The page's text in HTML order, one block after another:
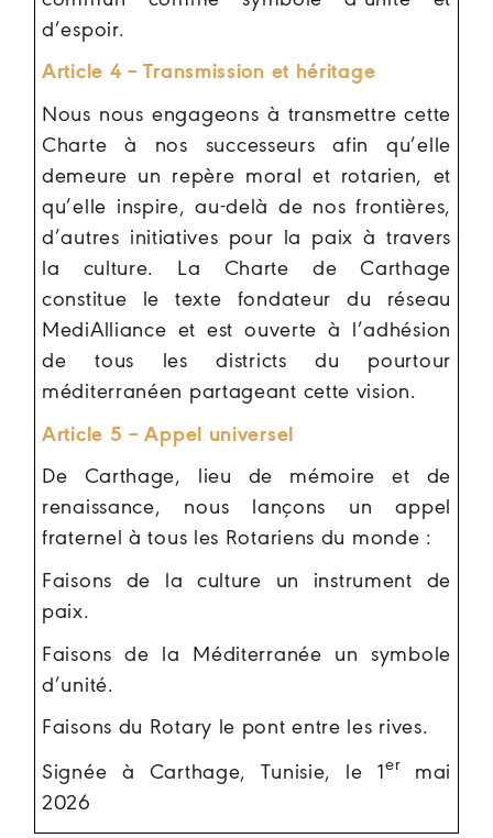
d’espoir.
Article 4 – Transmission et héritage
Nous nous engageons à transmettre cette
Charte à nos successeurs afin qu’elle
demeure un repère moral et rotarien, et
qu’elle inspire, au-delà de nos frontières,
d’autres initiatives pour la paix à travers
la culture. La Charte de Carthage
constitue le texte fondateur du réseau
MediAlliance et est ouverte à l’adhésion
de tous les districts du pourtour
méditerranéen partageant cette vision.
Article 5 – Appel universel
De Carthage, lieu de mémoire et de
renaissance, nous lançons un appel
fraternel à tous les Rotariens du monde :
Faisons de la culture un instrument de
paix.
Faisons de la Méditerranée un symbole
d’unité.
Faisons du Rotary le pont entre les rives.
Signée à Carthage, Tunisie, le 1er mai
2026